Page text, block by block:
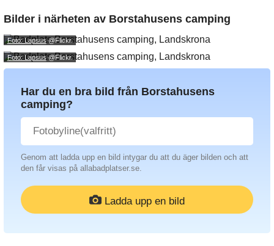
Bilder i närheten av Borstahusens camping
Foto: Lapsus@Flickr.
Foto: Lapsus@Flickr.
Har du en bra bild från Borstahusens
camping?
Genom att ladda upp en bild intygar du att du äger bilden och att
den får visas på allabadplatser.se.
Ladda upp en bild